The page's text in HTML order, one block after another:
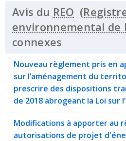
Avis du REO
connexes
Nouveau règlement pris en
sur l’aménagement du
prescrire des dispositions
de 2018 abrogeant la Loi sur
Modifications à apporter au
autorisations de projet